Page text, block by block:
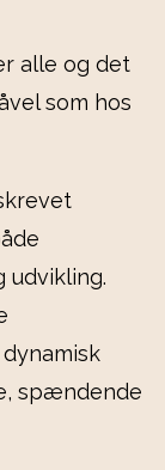
alle og det
som hos
spændende